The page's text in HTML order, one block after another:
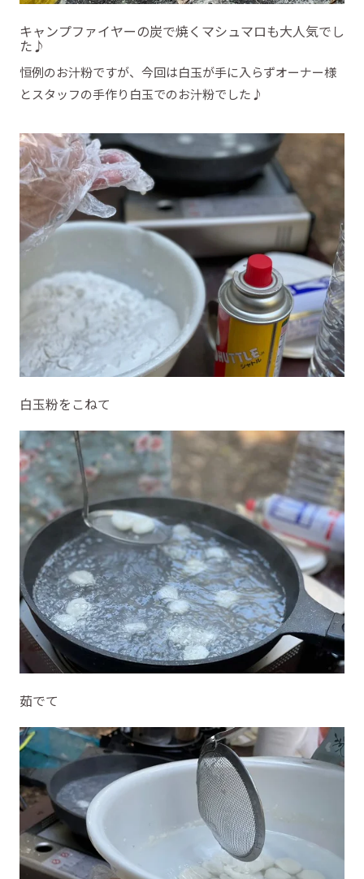
キャンプファイヤーの炭で焼くマシュマロも大人気でし
た♪
恒例のお汁粉ですが、今回は白玉が手に入らずオーナー様
とスタッフの手作り白玉でのお汁粉でした♪
白玉粉をこねて
茹でて